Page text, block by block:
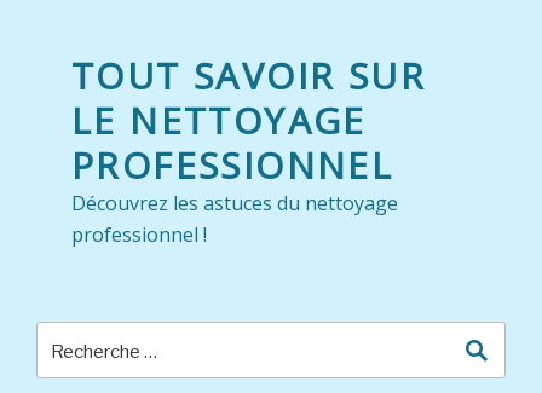
TOUT SAVOIR SUR
LE NETTOYAGE
PROFESSIONNEL
Découvrez les astuces du nettoyage
professionnel !